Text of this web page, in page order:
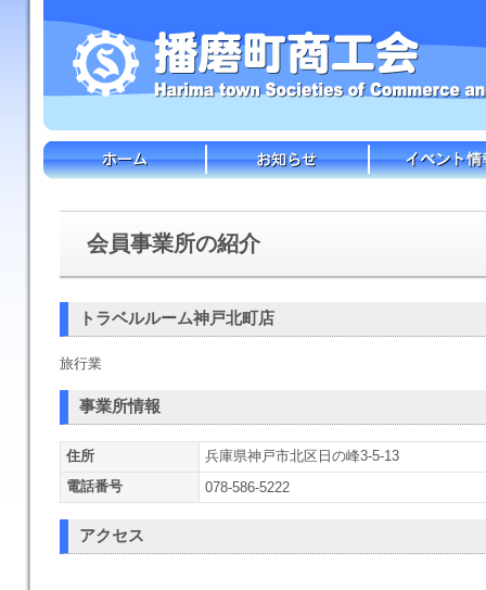
会員事業所の紹介
トラベルルーム神戸北町店
旅行業
事業所情報
住所
兵庫県神戸市北区日の峰3-5-13
電話番号
078-586-5222
アクセス